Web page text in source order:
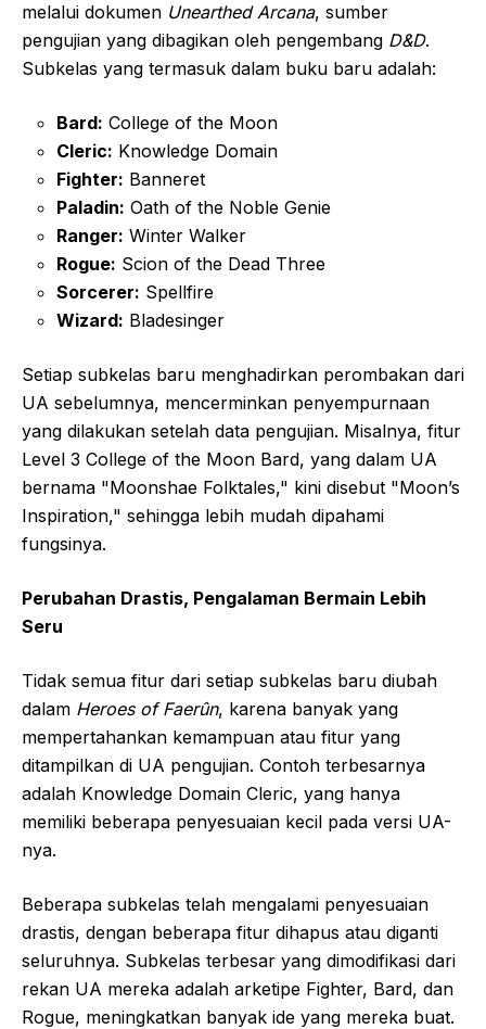
melalui dokumen Unearthed Arcana, sumber
pengujian yang dibagikan oleh pengembang D&D.
Subkelas yang termasuk dalam buku baru adalah:
Bard: College of the Moon
Cleric: Knowledge Domain
Fighter: Banneret
Paladin: Oath of the Noble Genie
Ranger: Winter Walker
Rogue: Scion of the Dead Three
Sorcerer: Spellfire
Wizard: Bladesinger
Setiap subkelas baru menghadirkan perombakan dari
UA sebelumnya, mencerminkan penyempurnaan
yang dilakukan setelah data pengujian. Misalnya, fitur
Level 3 College of the Moon Bard, yang dalam UA
bernama "Moonshae Folktales," kini disebut "Moon’s
Inspiration," sehingga lebih mudah dipahami
fungsinya.
Perubahan Drastis, Pengalaman Bermain Lebih
Seru
Tidak semua fitur dari setiap subkelas baru diubah
dalam Heroes of Faerûn, karena banyak yang
mempertahankan kemampuan atau fitur yang
ditampilkan di UA pengujian. Contoh terbesarnya
adalah Knowledge Domain Cleric, yang hanya
memiliki beberapa penyesuaian kecil pada versi UA-
nya.
Beberapa subkelas telah mengalami penyesuaian
drastis, dengan beberapa fitur dihapus atau diganti
seluruhnya. Subkelas terbesar yang dimodifikasi dari
rekan UA mereka adalah arketipe Fighter, Bard, dan
Rogue, meningkatkan banyak ide yang mereka buat.